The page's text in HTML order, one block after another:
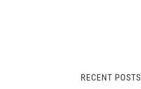
RECENT POSTS